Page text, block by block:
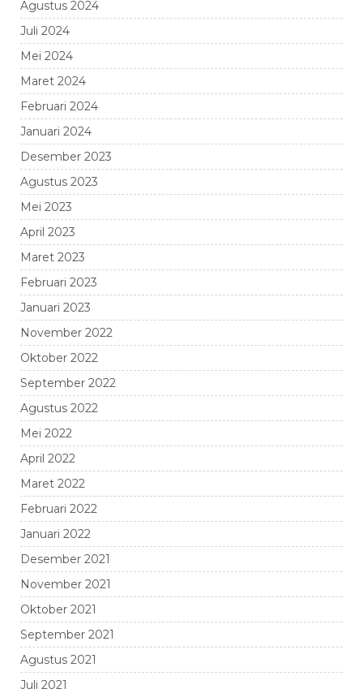
Agustus 2024
Juli 2024
Mei 2024
Maret 2024
Februari 2024
Januari 2024
Desember 2023
Agustus 2023
Mei 2023
April 2023
Maret 2023
Februari 2023
Januari 2023
November 2022
Oktober 2022
September 2022
Agustus 2022
Mei 2022
April 2022
Maret 2022
Februari 2022
Januari 2022
Desember 2021
November 2021
Oktober 2021
September 2021
Agustus 2021
Juli 2021